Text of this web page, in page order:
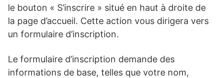
le bouton « S’inscrire » situé en haut à droite de
la page d’accueil. Cette action vous dirigera vers
un formulaire d’inscription.
Le formulaire d’inscription demande des
informations de base, telles que votre nom,